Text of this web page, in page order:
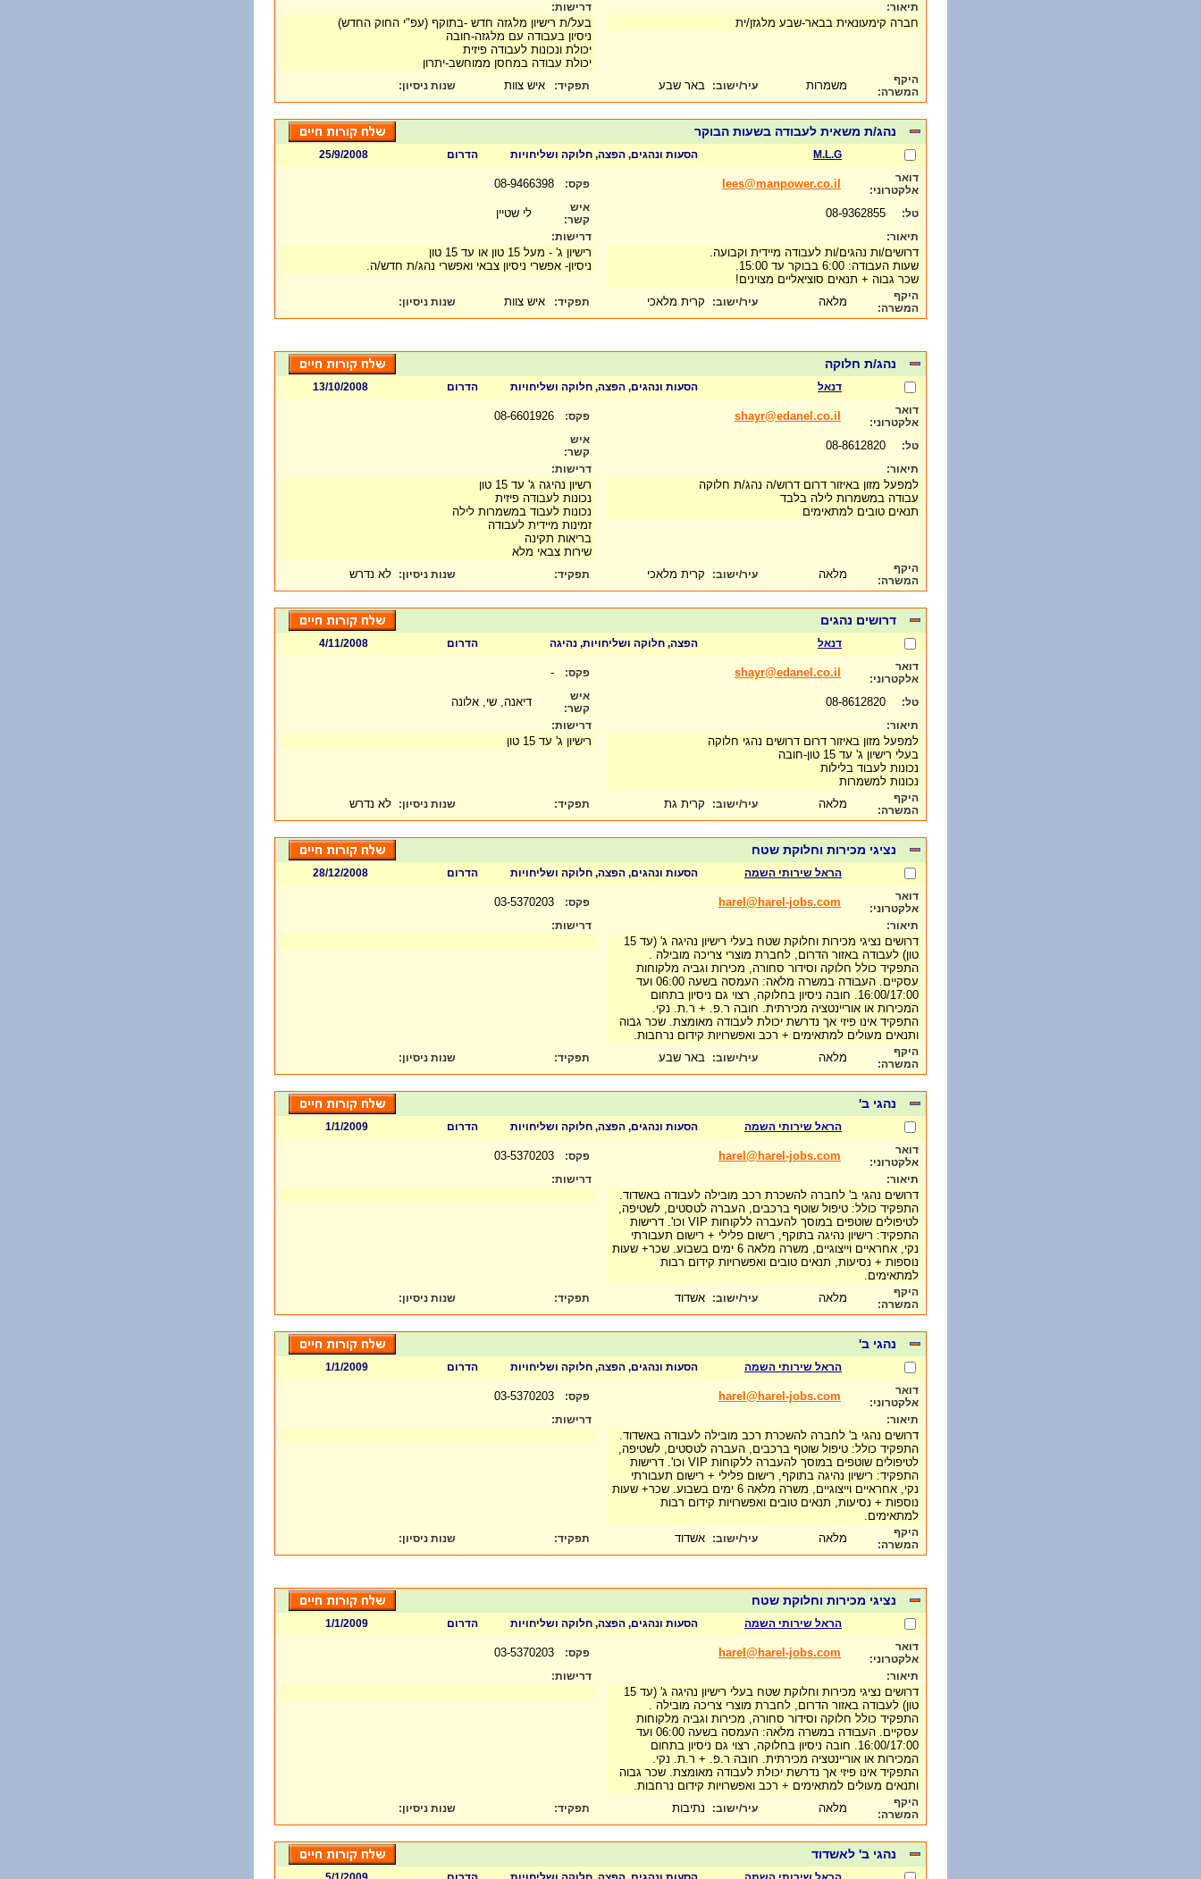
תיאור:
חברה קימעונאית בבאר-שבע מלגזן/ית
דרישות:
בעל/ת רישיון מלגזה חדש -בתוקף (עפ"י החוק החדש)
ניסיון בעבודה עם מלגזה-חובה
יכולת ונכונות לעבודה פיזית
יכולת עבודה במחסן ממוחשב-יתרון
היקף
המשרה:
משמרות עיר/ישוב: באר שבע תפקיד: איש צוות שנות ניסיון:
נהג/ת משאית לעבודה בשעות הבוקר
M.L.G הסעות ונהגים, הפצה, חלוקה ושליחויות הדרום
25/9/2008
דואר
אלקטרוני:
lees@manpower.co.il פקס:
טל:
איש
קשר:
לי שטיין
תיאור:
דרושים/ות נהגים/ות לעבודה מיידית וקבועה.
שעות העבודה: 6:00 בבוקר עד 15:00.
שכר גבוה + תנאים סוציאליים מצוינים!
דרישות:
רישיון ג' - מעל 15 טון או עד 15 טון
ניסיון- אפשרי ניסיון צבאי ואפשרי נהג/ת חדש/ה.
היקף
המשרה:
מלאה עיר/ישוב: קרית מלאכי תפקיד: איש צוות שנות ניסיון:
נהג/ת חלוקה
דנאל הסעות ונהגים, הפצה, חלוקה ושליחויות הדרום
13/10/2008
דואר
אלקטרוני:
shayr@edanel.co.il פקס:
טל:
איש
קשר:
תיאור:
למפעל מזון באיזור דרום דרוש/ה נהג/ת חלוקה
עבודה במשמרות לילה בלבד
תנאים טובים למתאימים
דרישות:
רשיון נהיגה ג' עד 15 טון
נכונות לעבודה פיזית
נכונות לעבוד במשמרות לילה
זמינות מיידית לעבודה
בריאות תקינה
שירות צבאי מלא
היקף
המשרה:
מלאה עיר/ישוב: קרית מלאכי תפקיד: שנות ניסיון: לא נדרש
דרושים נהגים
דנאל הפצה, חלוקה ושליחויות, נהיגה הדרום
4/11/2008
דואר
אלקטרוני:
shayr@edanel.co.il פקס: -
טל:
איש
קשר:
דיאנה, שי, אלונה
תיאור:
למפעל מזון באיזור דרום דרושים נהגי חלוקה
בעלי רישיון ג' עד 15 טון-חובה
נכונות לעבוד בלילות
נכונות למשמרות
דרישות:
רישיון ג' עד 15 טון
היקף
המשרה:
מלאה עיר/ישוב: קרית גת תפקיד: שנות ניסיון: לא נדרש
נציגי מכירות וחלוקת שטח
הראל שירותי השמה הסעות ונהגים, הפצה, חלוקה ושליחויות הדרום
28/12/2008
דואר
אלקטרוני:
harel@harel-jobs.com פקס:
תיאור:
דרושים נציגי מכירות וחלוקת שטח בעלי רישיון נהיגה ג' (עד 15
טון) לעבודה באזור הדרום, לחברת מוצרי צריכה מובילה .
התפקיד כולל חלוקה וסידור סחורה, מכירות וגביה מלקוחות
עסקיים. העבודה במשרה מלאה: העמסה בשעה 06:00 ועד
16:00/17:00. חובה ניסיון בחלוקה, רצוי גם ניסיון בתחום
המכירות או אוריינטציה מכירתית. חובה ר.פ. + ר.ת. נקי.
התפקיד אינו פיזי אך נדרשת יכולת לעבודה מאומצת. שכר גבוה
ותנאים מעולים למתאימים + רכב ואפשרויות קידום נרחבות.
דרישות:
היקף
המשרה:
מלאה עיר/ישוב: באר שבע תפקיד: שנות ניסיון:
נהגי ב'
הראל שירותי השמה הסעות ונהגים, הפצה, חלוקה ושליחויות הדרום
1/1/2009
דואר
אלקטרוני:
harel@harel-jobs.com פקס:
תיאור:
דרושים נהגי ב' לחברה להשכרת רכב מובילה לעבודה באשדוד.
התפקיד כולל: טיפול שוטף ברכבים, העברה לטסטים, לשטיפה,
לטיפולים שוטפים במוסך להעברה ללקוחות VIP וכו'. דרישות
התפקיד: רישיון נהיגה בתוקף, רישום פלילי + רישום תעבורתי
נקי, אחראיים וייצוגיים, משרה מלאה 6 ימים בשבוע. שכר+ שעות
נוספות + נסיעות, תנאים טובים ואפשרויות קידום רבות
למתאימים.
דרישות:
היקף
המשרה:
מלאה עיר/ישוב: אשדוד תפקיד: שנות ניסיון:
נהגי ב'
הראל שירותי השמה הסעות ונהגים, הפצה, חלוקה ושליחויות הדרום
1/1/2009
דואר
אלקטרוני:
harel@harel-jobs.com פקס:
תיאור:
דרושים נהגי ב' לחברה להשכרת רכב מובילה לעבודה באשדוד.
התפקיד כולל: טיפול שוטף ברכבים, העברה לטסטים, לשטיפה,
לטיפולים שוטפים במוסך להעברה ללקוחות VIP וכו'. דרישות
התפקיד: רישיון נהיגה בתוקף, רישום פלילי + רישום תעבורתי
נקי, אחראיים וייצוגיים, משרה מלאה 6 ימים בשבוע. שכר+ שעות
נוספות + נסיעות, תנאים טובים ואפשרויות קידום רבות
למתאימים.
דרישות:
היקף
המשרה:
מלאה עיר/ישוב: אשדוד תפקיד: שנות ניסיון:
נציגי מכירות וחלוקת שטח
הראל שירותי השמה הסעות ונהגים, הפצה, חלוקה ושליחויות הדרום
1/1/2009
דואר
אלקטרוני:
harel@harel-jobs.com פקס:
תיאור:
דרושים נציגי מכירות וחלוקת שטח בעלי רישיון נהיגה ג' (עד 15
טון) לעבודה באזור הדרום, לחברת מוצרי צריכה מובילה .
התפקיד כולל חלוקה וסידור סחורה, מכירות וגביה מלקוחות
עסקיים. העבודה במשרה מלאה: העמסה בשעה 06:00 ועד
16:00/17:00. חובה ניסיון בחלוקה, רצוי גם ניסיון בתחום
המכירות או אוריינטציה מכירתית. חובה ר.פ. + ר.ת. נקי.
התפקיד אינו פיזי אך נדרשת יכולת לעבודה מאומצת. שכר גבוה
ותנאים מעולים למתאימים + רכב ואפשרויות קידום נרחבות.
דרישות:
היקף
המשרה:
מלאה עיר/ישוב: נתיבות תפקיד: שנות ניסיון:
נהגי ב' לאשדוד